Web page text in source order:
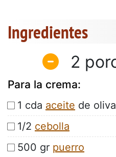
Ingredientes
2
Para la crema:
1 cda aceite de oliva
1/2 cebolla
500 gr puerro